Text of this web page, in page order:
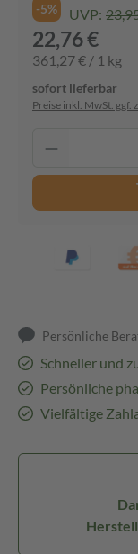
-5% UVP:
22,76 €
361,27 € / 1 kg
sofort lieferbar
Preise inkl. MwSt. ggf.
Persönliche
Schneller und
Persönliche
Vielfältige